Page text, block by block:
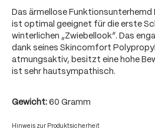
Das ärmellose Funktionsunterhemd
ist optimal geeignet für die erste
winterlichen „Zwiebellook“. Das
dank seines Skincomfort
atmungsaktiv, besitzt eine hohe
ist sehr hautsympathisch.
Gewicht: 60 Gramm
Hinweis zur Produktsicherheit